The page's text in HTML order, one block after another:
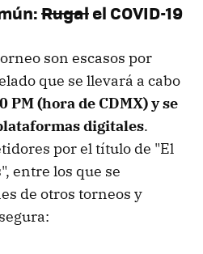
Rugalel COVID-19
son escasos por
que se llevará a cabo
PM (hora de CDMX) y se
digitales.
por el título de "El
entre los que se
de otros torneos y